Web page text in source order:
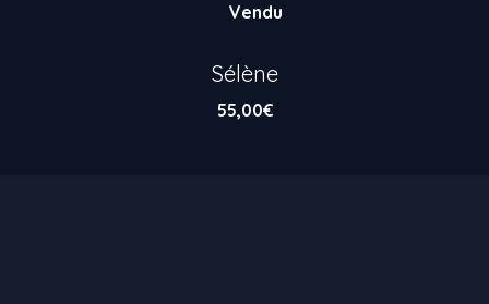
Vendu
Sélène
55,00€